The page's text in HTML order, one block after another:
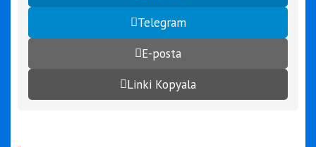
Telegram
E-posta
Linki Kopyala